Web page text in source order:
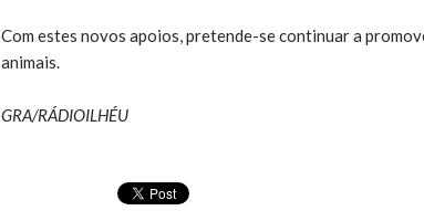
Com estes novos apoios, pretende-se continuar a
animais.
GRA/RÁDIOILHÉU